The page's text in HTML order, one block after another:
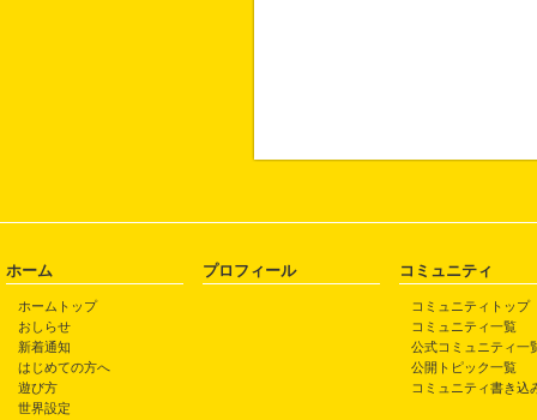
ホーム
ホームトップ
おしらせ
新着通知
はじめての方へ
遊び方
世界設定
プロフィール コミュニティ
コミュニティトップ
コミュニティ一覧
公式コミュニティ一
公開トピック一覧
コミュニティ書き込